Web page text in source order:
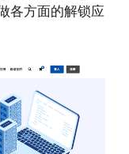
各方面的解锁应